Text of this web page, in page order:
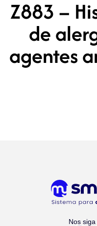
Z883 –
de
agentes
Nos